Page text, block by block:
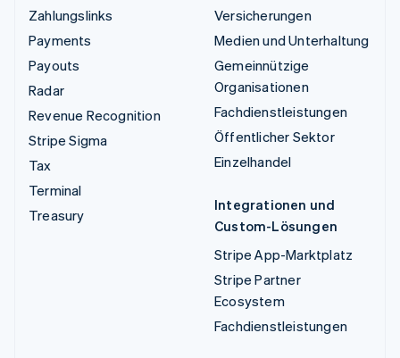
Zahlungslinks
Payments
Payouts
Radar
Revenue Recognition
Stripe Sigma
Tax
Terminal
Treasury
Versicherungen
Medien und Unterhaltung
Gemeinnützige
Organisationen
Fachdienstleistungen
Öffentlicher Sektor
Einzelhandel
Integrationen und
Custom-Lösungen
Stripe App-Marktplatz
Stripe Partner
Ecosystem
Fachdienstleistungen